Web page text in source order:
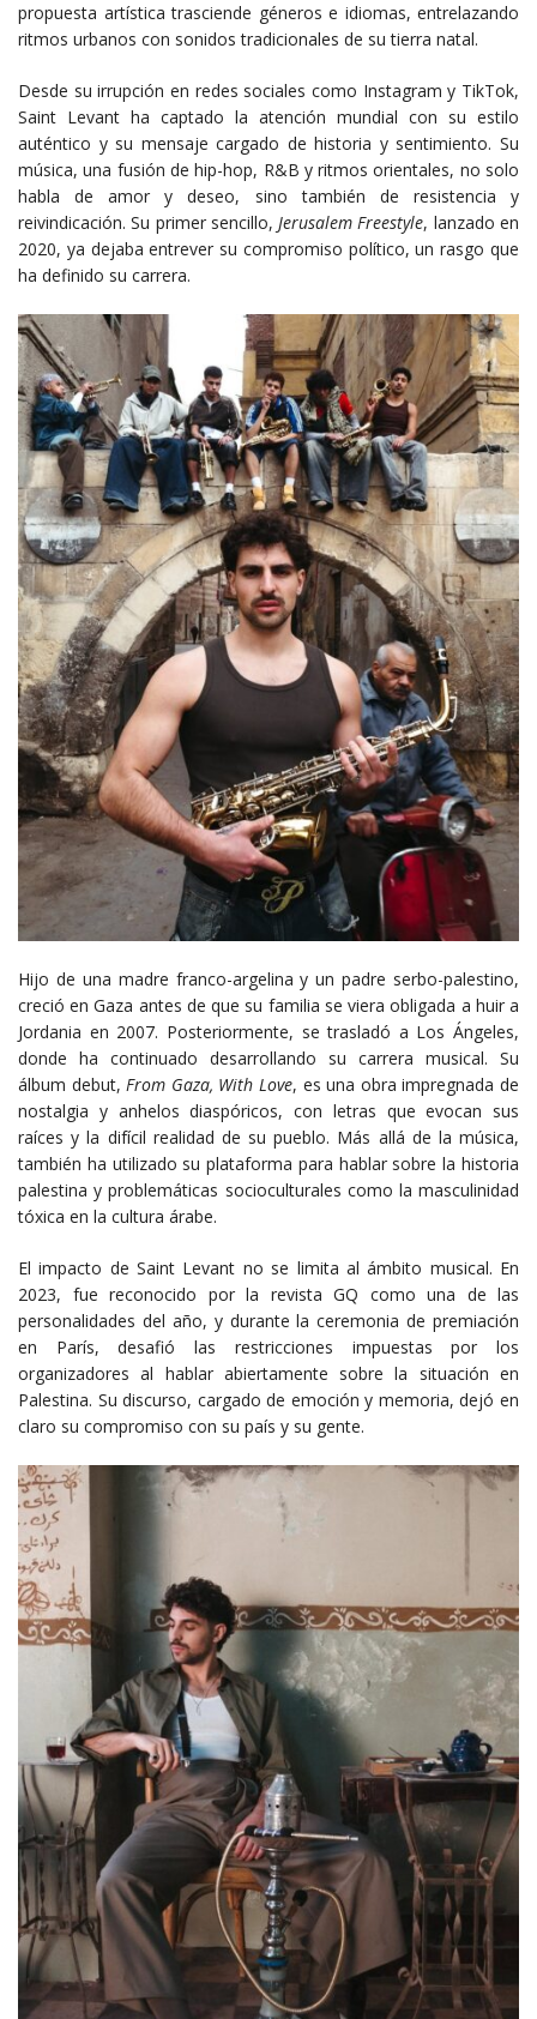
propuesta artística trasciende géneros e idiomas, entrelazando
ritmos urbanos con sonidos tradicionales de su tierra natal.
Desde su irrupción en redes sociales como Instagram y TikTok,
Saint Levant ha captado la atención mundial con su estilo
auténtico y su mensaje cargado de historia y sentimiento. Su
música, una fusión de hip-hop, R&B y ritmos orientales, no solo
habla de amor y deseo, sino también de resistencia y
reivindicación. Su primer sencillo,Jerusalem Freestyle, lanzado en
2020, ya dejaba entrever su compromiso político, un rasgo que
ha definido su carrera.
Hijo de una madre franco-argelina y un padre serbo-palestino,
creció en Gaza antes de que su familia se viera obligada a huir a
Jordania en 2007. Posteriormente, se trasladó a Los Ángeles,
donde ha continuado desarrollando su carrera musical. Su
álbum debut,From Gaza, With Love, es una obra impregnada de
nostalgia y anhelos diaspóricos, con letras que evocan sus
raíces y la difícil realidad de su pueblo. Más allá de la música,
también ha utilizado su plataforma para hablar sobre la historia
palestina y problemáticas socioculturales como la masculinidad
tóxica en la cultura árabe.
El impacto de Saint Levant no se limita al ámbito musical. En
2023, fue reconocido por la revista GQ como una de las
personalidades del año, y durante la ceremonia de premiación
en París, desafió las restricciones impuestas por los
organizadores al hablar abiertamente sobre la situación en
Palestina. Su discurso, cargado de emoción y memoria, dejó en
claro su compromiso con su país y su gente.